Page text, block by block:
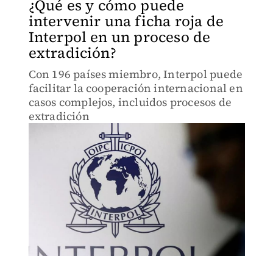
¿Qué es y cómo puede
intervenir una ficha roja de
Interpol en un proceso de
extradición?
Con 196 países miembro, Interpol puede
facilitar la cooperación internacional en
casos complejos, incluidos procesos de
extradición